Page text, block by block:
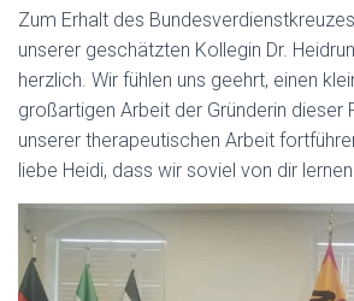
Zum Erhalt des
unserer geschätzten Kollegin Dr.
herzlich. Wir fühlen uns geehrt, einen
großartigen Arbeit der Gründerin dieser
unserer therapeutischen Arbeit
liebe Heidi, dass wir soviel von dir